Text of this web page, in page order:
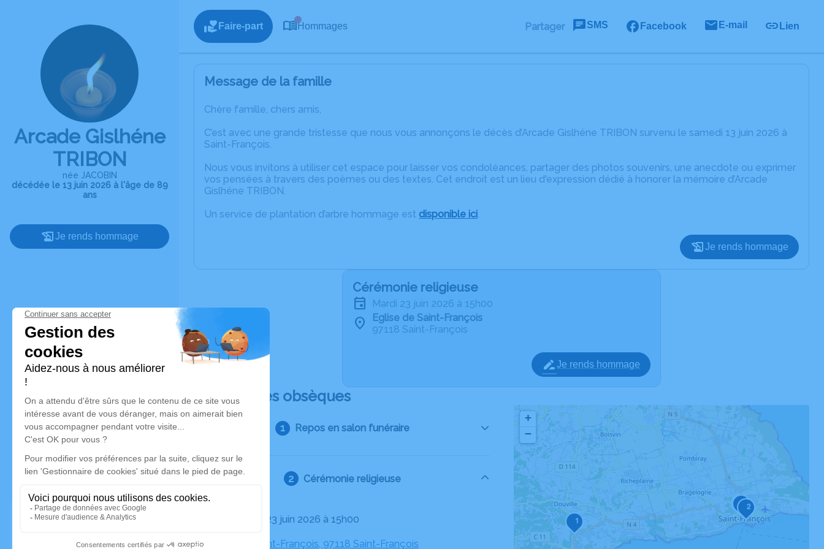
Arcade Gislhéne
TRIBON
née JACOBIN
décédée le 13 juin 2026 à l'âge de 89
ans
Je rends hommage
Faire-part Hommages Partager SMS Facebook E-mail Lien
Message de la famille
Chère famille, chers amis,
C’est avec une grande tristesse que nous vous annonçons le décès d’Arcade Gislhéne TRIBON survenu le samedi 13 juin 2026 à
Saint-François.
Nous vous invitons à utiliser cet espace pour laisser vos condoléances, partager des photos souvenirs, une anecdote ou exprimer
vos pensées à travers des poèmes ou des textes. Cet endroit est un lieu d'expression dédié à honorer la mémoire d’Arcade
Gislhéne TRIBON.
Un service de plantation d’arbre hommage est disponible ici.
Je rends hommage
Cérémonie religieuse
mardi 23 juin 2026 à 15h00
Eglise de Saint-François
97118 Saint-François
Je rends hommage
Déroulé des obsèques
Repos en salon funéraire
Cérémonie religieuse
Le mardi 23 juin 2026 à 15h00
Eglise Saint-François, 97118 Saint-François
1
2
3
+
−